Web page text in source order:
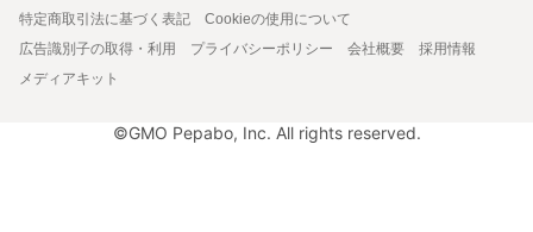
特定商取引法に基づく表記
Cookieの使用について
広告識別子の取得・利用
プライバシーポリシー 会社概要
採用情報
メディアキット
©GMO Pepabo, Inc. All rights reserved.